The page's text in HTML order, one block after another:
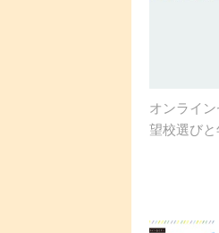
オンライ
望校選びと